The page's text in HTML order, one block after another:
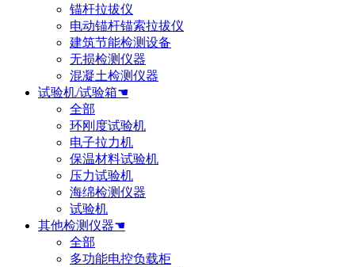
锚杆拉拔仪
电动锚杆锚索拉拔仪
建筑节能检测设备
无损检测仪器
混凝土检测仪器
试验机/试验箱☚
全部
环刚度试验机
电子拉力机
保温材料试验机
压力试验机
海绵检测仪器
试验机
其他检测仪器☚
全部
多功能电控负载柜